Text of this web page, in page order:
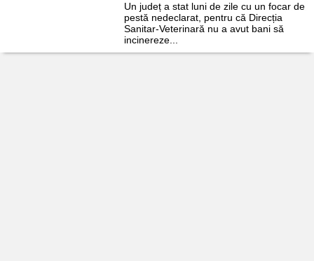
Un județ a stat luni de zile cu un focar de
pestă nedeclarat, pentru că Direcția
Sanitar-Veterinară nu a avut bani să
incinereze...